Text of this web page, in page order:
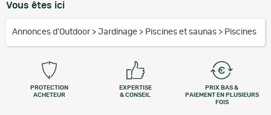
Vous êtes ici
Annonces d'Outdoor > Jardinage > Piscines et saunas > Piscines
PROTECTION
ACHETEUR
EXPERTISE
& CONSEIL
PRIX BAS &
PAIEMENT EN PLUSIEURS
FOIS